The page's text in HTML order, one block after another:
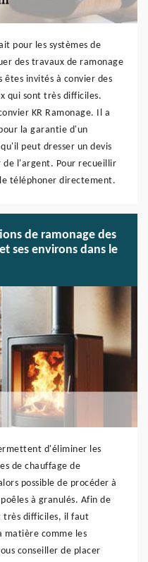
pour les systèmes de
des travaux de ramonage
êtes invités à convier des
qui sont très difficiles.
KR Ramonage. Il a
la garantie d'un
peut dresser un devis
de l'argent. Pour recueillir
téléphoner directement.
de ramonage des
ses environs dans le
d'éliminer les
de chauffage de
possible de procéder à
à granulés. Afin de
très difficiles, il faut
matière comme les
conseiller de placer